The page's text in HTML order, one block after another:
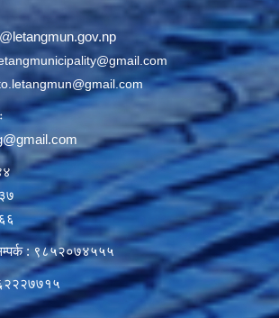
: ९८५२०७४५५५